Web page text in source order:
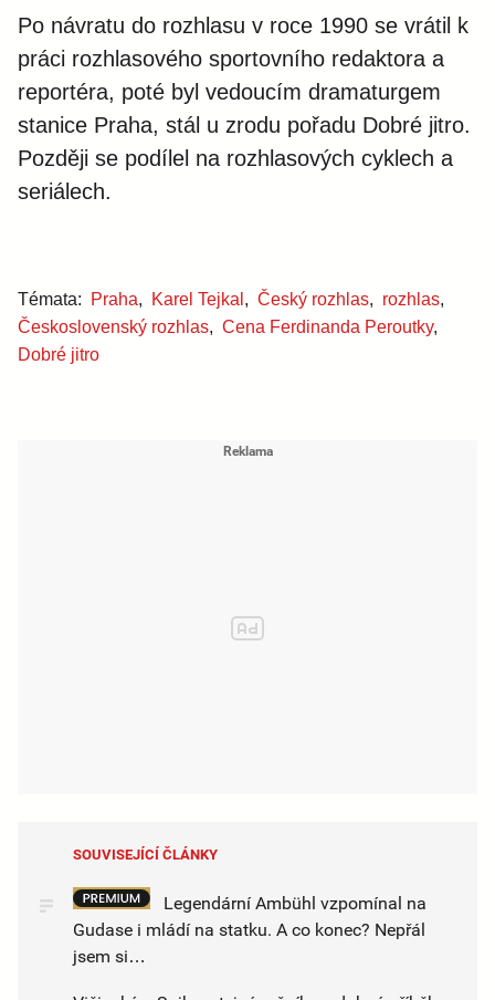
Po návratu do rozhlasu v roce 1990 se vrátil k
práci rozhlasového sportovního redaktora a
reportéra, poté byl vedoucím dramaturgem
stanice Praha, stál u zrodu pořadu Dobré jitro.
Později se podílel na rozhlasových cyklech a
seriálech.
Témata: Praha, Karel Tejkal , Český rozhlas, rozhlas,
Československý rozhlas, Cena Ferdinanda Peroutky,
Dobré jitro
SOUVISEJÍCÍ ČLÁNKY
Legendární Ambühl vzpomínal na
Gudase i mládí na statku. A co konec? Nepřál
jsem si…